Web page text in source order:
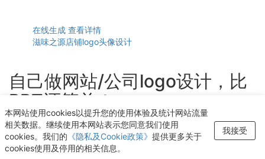
在线生成 查看详情
滋味之源店铺logo头像设计
自己做网站/公司logo设计，比
PPT还简单！
轻点几下即可获得个性化logo设计
开始生成LOGO
本网站使用cookies以提升您的使用体验及统计网站流量
相关数据。继续使用本网站表示您同意我们使用
cookies。我们的 《隐私及Cookie政策》 提供更多关于
cookies使用及停用的相关信息。
我接受